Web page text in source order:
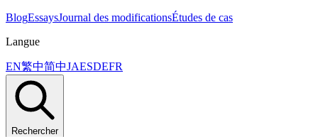
BlogEssaysJournal des modificationsÉtudes de cas
Langue
EN繁中简中JAESDEFR
Rechercher